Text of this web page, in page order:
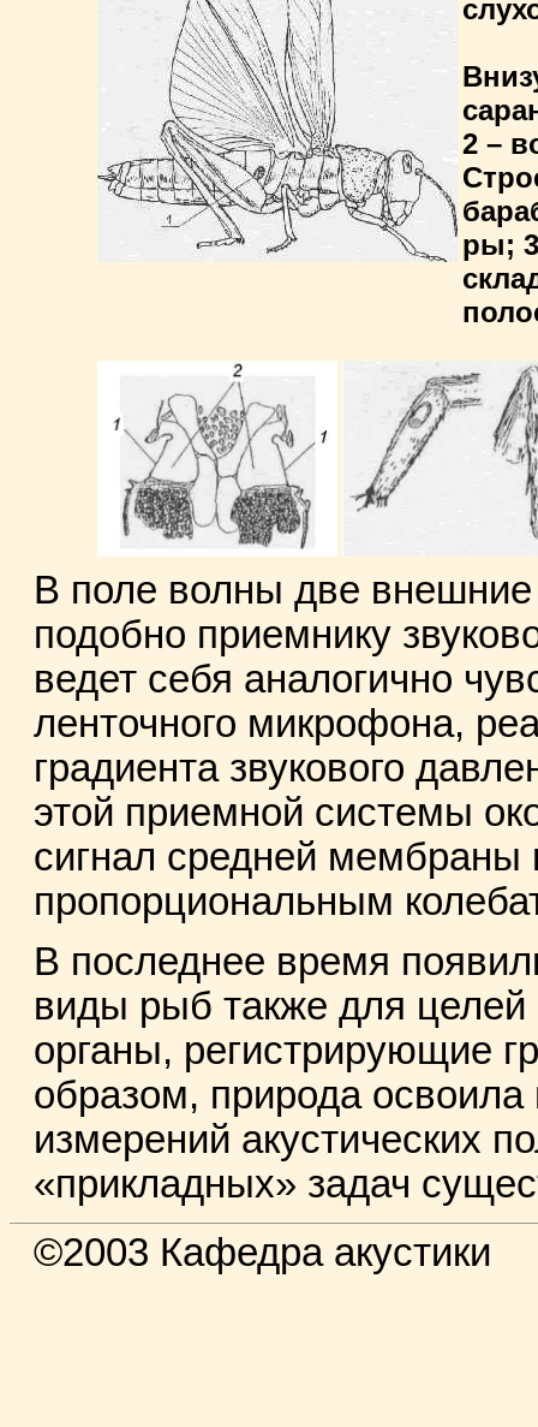
2 –
ры;
В поле волны две
подобно приемнику
ведет себя аналогично
ленточного микрофона,
градиента звукового
этой приемной системы
сигнал средней
пропорциональным
В последнее время
виды рыб также для целей
органы, регистрирующие
образом, природа
измерений акустических
«прикладных» задач
©2003 Кафедра акустики